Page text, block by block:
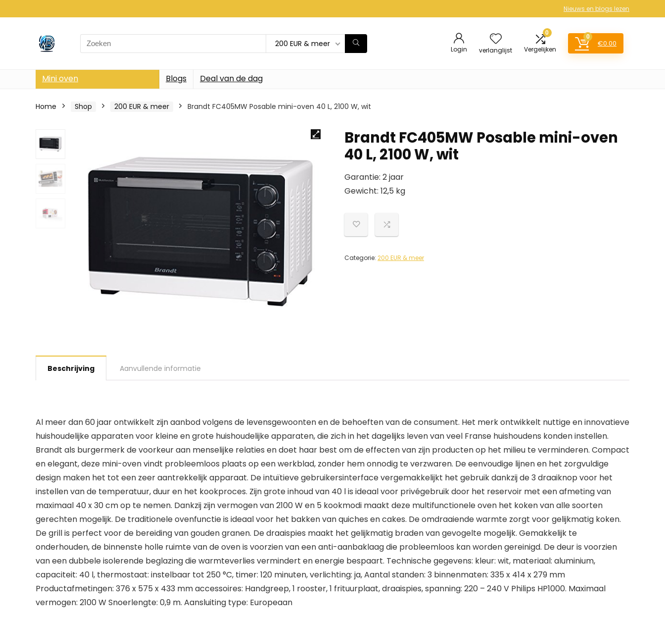
Nieuws en blogs lezen
Search
for:
200 EUR & meer
Login verlanglijst
0
Vergelijken
0
€0.00
Mini oven Blogs Deal van de dag
Home Shop 200 EUR & meer Brandt FC405MW Posable mini-oven 40 L, 2100 W, wit
Brandt FC405MW Posable mini-oven
40 L, 2100 W, wit
Garantie: 2 jaar
Gewicht: 12,5 kg
Categorie: 200 EUR & meer
Beschrijving Aanvullende informatie
Al meer dan 60 jaar ontwikkelt zijn aanbod volgens de levensgewoonten en de behoeften van de consument. Het merk ontwikkelt nuttige en innovatieve
huishoudelijke apparaten voor kleine en grote huishoudelijke apparaten, die zich in het dagelijks leven van veel Franse huishoudens konden instellen.
Brandt als burgermerk de voorkeur aan menselijke relaties en doet haar best om de effecten van zijn producten op het milieu te verminderen. Compact
en elegant, deze mini-oven vindt probleemloos plaats op een werkblad, zonder hem onnodig te verzwaren. De eenvoudige lijnen en het zorgvuldige
design maken het tot een zeer aantrekkelijk apparaat. De intuïtieve gebruikersinterface vergemakkelijkt het gebruik dankzij de 3 draaiknop voor het
instellen van de temperatuur, duur en het kookproces. Zijn grote inhoud van 40 l is ideaal voor privégebruik door het reservoir met een afmeting van
maximaal 40 x 30 cm op te nemen. Dankzij zijn vermogen van 2100 W en 5 kookmodi maakt deze multifunctionele oven het koken van alle soorten
gerechten mogelijk. De traditionele ovenfunctie is ideaal voor het bakken van quiches en cakes. De omdraaiende warmte zorgt voor gelijkmatig koken.
De grill is perfect voor de bereiding van gouden granen. De draaispies maakt het gelijkmatig braden van gevogelte mogelijk. Gemakkelijk te
onderhouden, de binnenste holle ruimte van de oven is voorzien van een anti-aanbaklaag die probleemloos kan worden gereinigd. De deur is voorzien
van een dubbele isolerende beglazing die warmteverlies vermindert en energie bespaart. Technische gegevens: kleur: wit, materiaal: aluminium,
capaciteit: 40 l, thermostaat: instelbaar tot 250 °C, timer: 120 minuten, verlichting: ja, Aantal standen: 3 binnenmaten: 335 x 414 x 279 mm
Productafmetingen: 376 x 575 x 433 mm accessoires: Handgreep, 1 rooster, 1 frituurplaat, draaispies, spanning: 220 – 240 V Philips HP1000. Maximaal
vermogen: 2100 W Snoerlengte: 0,9 m. Aansluiting type: Europeaan